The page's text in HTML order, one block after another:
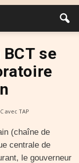
BCT se
avec TAP
(chaîne de
centrale de
le gouverneur